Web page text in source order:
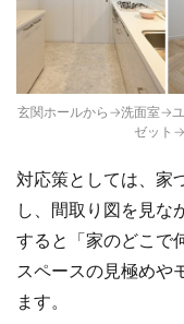
玄関ホールから→洗面室→
ゼット
対応策としては、家
し、間取り図を見な
すると「家のどこで
スペースの見極めや
ます。